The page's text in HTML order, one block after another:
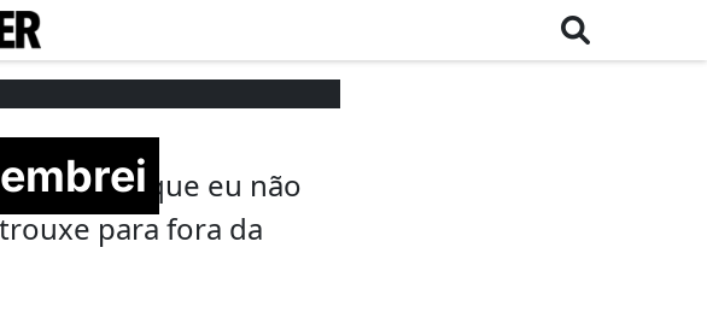
coisas que eu não
para fora da